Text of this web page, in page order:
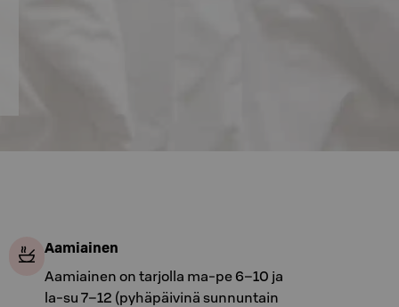
Aamiainen
Aamiainen on tarjolla ma-pe 6–10 ja
la-su 7–12 (pyhäpäivinä sunnuntain